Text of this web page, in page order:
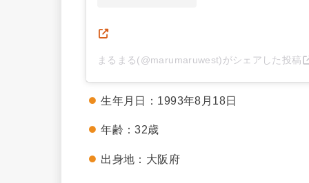
まるまる(@marumaruwest)がシェアした投稿
生年月日：1993年8月18日
年齢：32歳
出身地：大阪府